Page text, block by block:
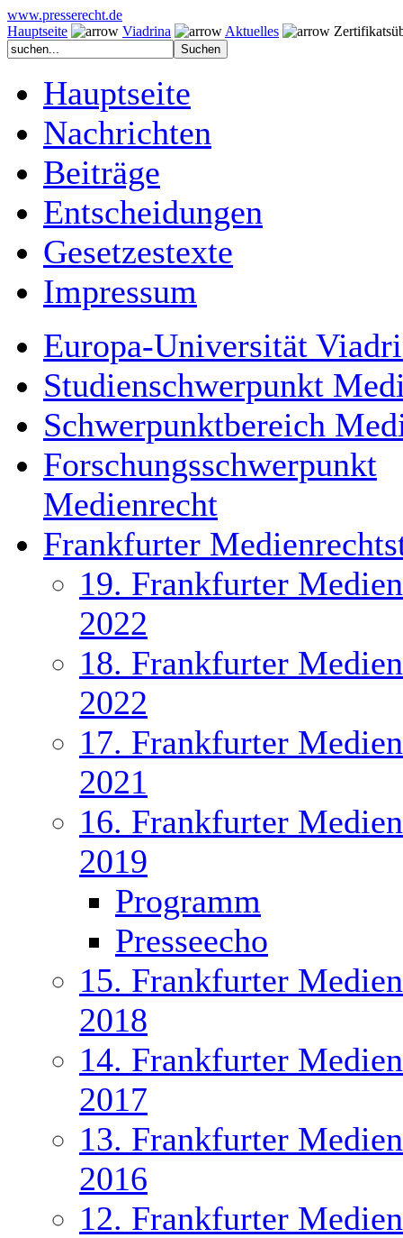
www.presserecht.de
Hauptseite
Viadrina Aktuelles
Hauptseite
Nachrichten
Beiträge
Entscheidungen
Gesetzestexte
Impressum
Europa-Universität
Studienschwerpunkt
Schwerpunktbereich
Forschungsschwerpunkt
Medienrecht
Frankfurter
19. Frankfurter
2022
18. Frankfurter
2022
17. Frankfurter
2021
16. Frankfurter
2019
Programm
Presseecho
15. Frankfurter
2018
14. Frankfurter
2017
13. Frankfurter
2016
12. Frankfurter